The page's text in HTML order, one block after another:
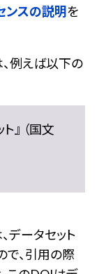
ンスの説明を
例えば以下の
』 （国文
、データセット
、引用の際